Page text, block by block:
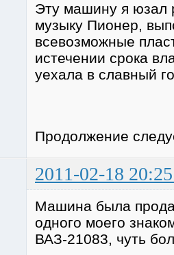
Эту машину я юзал
музыку Пионер,
всевозможные
истечении срока
уехала в славный
Продолжение
2011-02-18
Машина была
одного моего
ВАЗ-21083, чуть